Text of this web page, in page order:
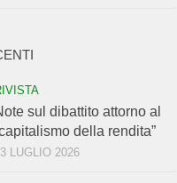
sul dibattito attorno al
della rendita”
LUGLIO 2026